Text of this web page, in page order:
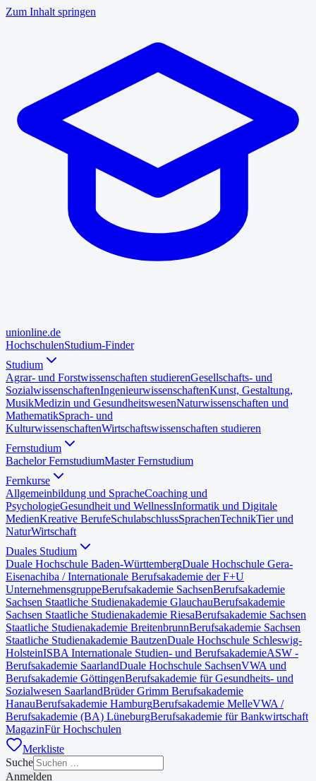
Zum Inhalt springen
unionline.de
HochschulenStudium-Finder
Studium
Agrar- und Forstwissenschaften studierenGesellschafts- und
SozialwissenschaftenIngenieurwissenschaftenKunst, Gestaltung,
MusikMedizin und GesundheitswesenNaturwissenschaften und
MathematikSprach- und
KulturwissenschaftenWirtschaftswissenschaften studieren
Fernstudium
Bachelor FernstudiumMaster Fernstudium
Fernkurse
Allgemeinbildung und SpracheCoaching und
PsychologieGesundheit und WellnessInformatik und Digitale
MedienKreative BerufeSchulabschlussSprachenTechnikTier und
NaturWirtschaft
Duales Studium
Duale Hochschule Baden-WürttembergDuale Hochschule Gera-
Eisenachiba / Internationale Berufsakademie der F+U
UnternehmensgruppeBerufsakademie SachsenBerufsakademie
Sachsen Staatliche Studienakademie GlauchauBerufsakademie
Sachsen Staatliche Studienakademie RiesaBerufsakademie Sachsen
Staatliche Studienakademie BreitenbrunnBerufsakademie Sachsen
Staatliche Studienakademie BautzenDuale Hochschule Schleswig-
HolsteinISBA Internationale Studien- und BerufsakademieASW -
Berufsakademie SaarlandDuale Hochschule SachsenVWA und
Berufsakademie GöttingenBerufsakademie für Gesundheits- und
Sozialwesen SaarlandBrüder Grimm Berufsakademie
HanauBerufsakademie HamburgBerufsakademie MelleVWA /
Berufsakademie (BA) LüneburgBerufsakademie für Bankwirtschaft
MagazinFür Hochschulen
Merkliste
Suche
Anmelden